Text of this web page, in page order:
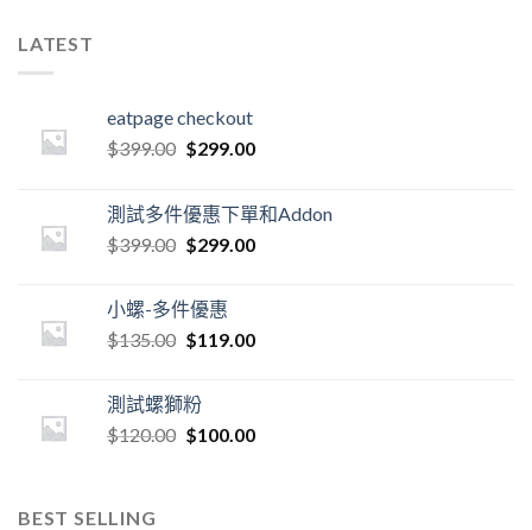
LATEST
eatpage checkout
$399.00 $299.00
測試多件優惠下單和Addon
$399.00 $299.00
小螺-多件優惠
$135.00 $119.00
測試螺獅粉
$120.00 $100.00
BEST SELLING